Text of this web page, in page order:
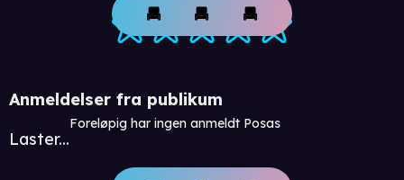
Anmeldelser fra publikum
Laster...
Foreløpig har ingen anmeldt Posas